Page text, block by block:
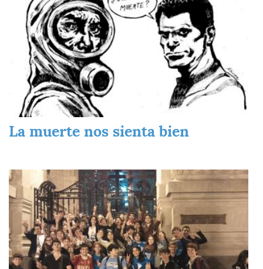
La muerte nos sienta bien
Imagen